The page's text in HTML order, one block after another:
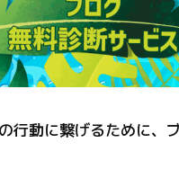
行動に繋げるために、